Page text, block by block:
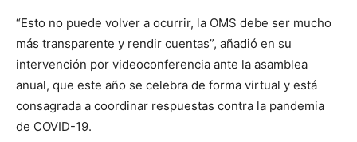
“Esto no puede volver a ocurrir, la OMS debe ser mucho
más transparente y rendir cuentas”, añadió en su
intervención por videoconferencia ante la asamblea
anual, que este año se celebra de forma virtual y está
consagrada a coordinar respuestas contra la pandemia
de COVID-19.